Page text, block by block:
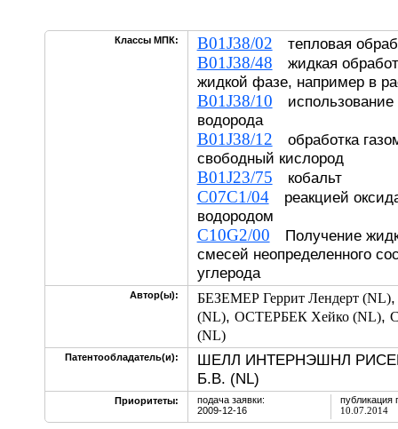
Классы МПК: B01J38/02 тепловая
B01J38/48 жидкая
жидкой фазе, например в
B01J38/10 использование
водорода
B01J38/12 обработка
свободный кислород
B01J23/75 кобальт
C07C1/04реакцией
водородом
C10G2/00 Получение
смесей неопределенного
углерода
Автор(ы): БЕЗЕМЕР Геррит Лендерт (NL)
(NL), ОСТЕРБЕК Хейко (NL),
(NL)
Патентообладатель(и):
ШЕЛЛ ИНТЕРНЭШНЛ
Б.В. (NL)
Приоритеты:
подача заявки:
2009-12-16
публикация
10.07.2014